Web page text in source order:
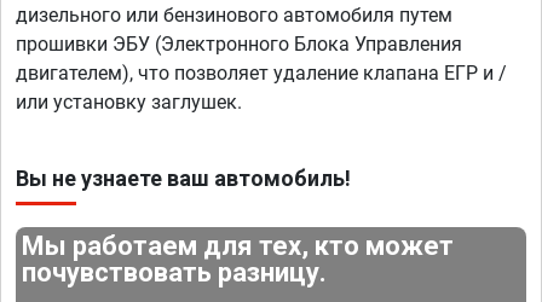
дизельного или бензинового автомобиля путем
прошивки ЭБУ (Электронного Блока Управления
двигателем), что позволяет удаление клапана ЕГР и /
или установку заглушек.
Вы не узнаете ваш автомобиль!
Мы работаем для тех, кто может
почувствовать разницу.